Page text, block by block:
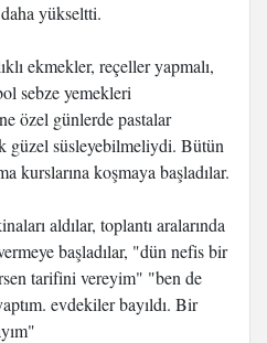
daha yükseltti.
ekmekler, reçeller yapmalı,
sebze yemekleri
özel günlerde pastalar
güzel süsleyebilmeliydi. Bütün
kurslarına koşmaya başladılar.
aldılar, toplantı aralarında
başladılar, "dün nefis bir
tarifini vereyim" "ben de
evdekiler bayıldı. Bir